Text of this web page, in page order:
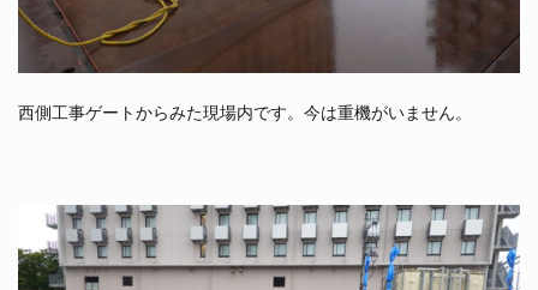
西側工事ゲートからみた現場内です。今は重機がいません。